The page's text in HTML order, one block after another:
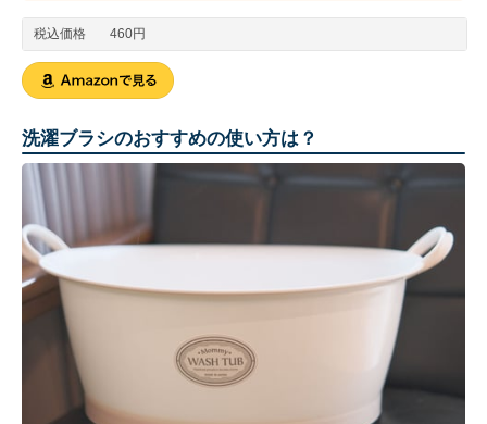
税込価格 460円
洗濯ブラシのおすすめの使い方は？